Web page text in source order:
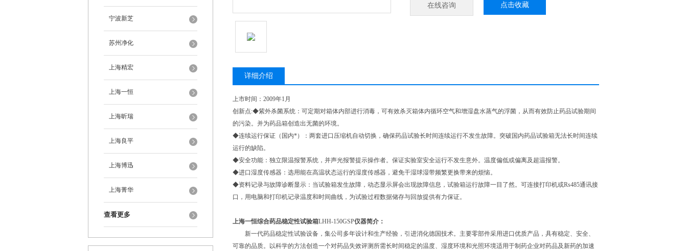
宁波新芝
苏州净化
上海精宏
上海一恒
上海昕瑞
上海良平
上海博迅
上海菁华
查看更多
在线咨询 点击收藏
详细介绍
上市时间：2009年1月
创新点:◆紫外杀菌系统：可定期对箱体内部进行消毒，可有效杀灭箱体内循环空气和增湿盘水蒸气的浮菌，从而有效防止药品试验期间
的污染。并为药品箱创造出无菌的环境。
◆连续运行保证（国内*）：两套进口压缩机自动切换，确保药品试验长时间连续运行不发生故障。突破国内药品试验箱无法长时间连续
运行的缺陷。
◆安全功能：独立限温报警系统，并声光报警提示操作者。保证实验室安全运行不发生意外。温度偏低或偏离及超温报警。
◆进口湿度传感器：选用能在高温状态运行的湿度传感器，避免干湿球湿带频繁更换带来的烦恼。
◆资料记录与故障诊断显示：当试验箱发生故障，动态显示屏会出现故障信息，试验箱运行故障一目了然。可连接打印机或Rs485通讯接
口，用电脑和打印机记录温度和时间曲线，为试验过程数据储存与回放提供有力保证。
上海一恒综合药品稳定性试验箱LHH-150GSP仪器简介：
新一代药品稳定性试验设备，集公司多年设计和生产经验，引进消化德国技术。主要零部件采用进口优质产品，具有稳定、安全、
可靠的品质。以科学的方法创造一个对药品失效评测所需长时间稳定的温度、湿度环境和光照环境适用于制药企业对药品及新药的加速